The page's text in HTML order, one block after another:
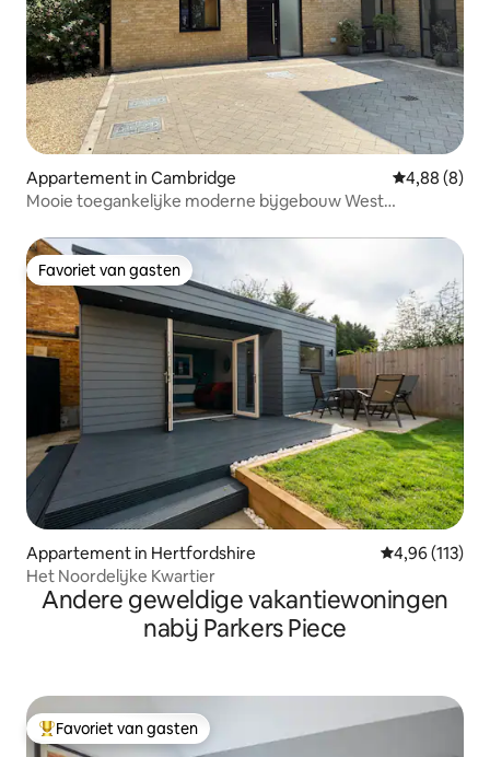
Appartement in Cambridge Gemiddelde
4,88 (8)
Mooie toegankelijke moderne bijgebouw West
Favoriet van gasten
Favoriet van gasten
Appartement in Hertfordshire Gemiddelde
4,96 (113)
Het Noordelijke Kwartier
Andere geweldige vakantiewoningen
nabij Parkers Piece
Topfavoriet van gasten
Favoriet van gasten